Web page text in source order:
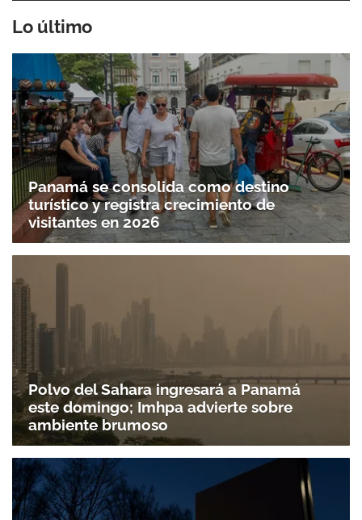
Gracias por suscribirte a nuestro boletín.
ACEPTAR
Lo último
Panamá se consolida como destino
turístico y registra crecimiento de
visitantes en 2026
Polvo del Sahara ingresará a Panamá
este domingo; Imhpa advierte sobre
ambiente brumoso